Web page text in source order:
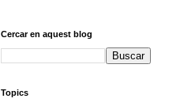
Cercar en aquest blog
Topics